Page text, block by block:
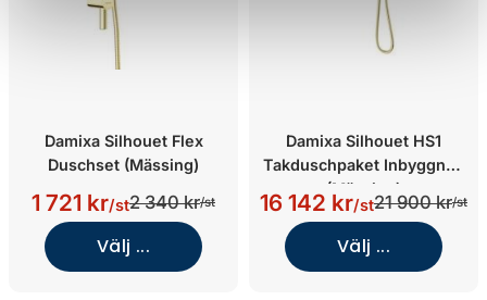
Damixa Silhouet Flex
Duschset (Mässing)
1 721 kr/st2 340 kr/st
Välj ...
Damixa Silhouet HS1
Takduschpaket Inbyggnad
(Mässing)
16 142 kr/st21 900 kr/st
Välj ...